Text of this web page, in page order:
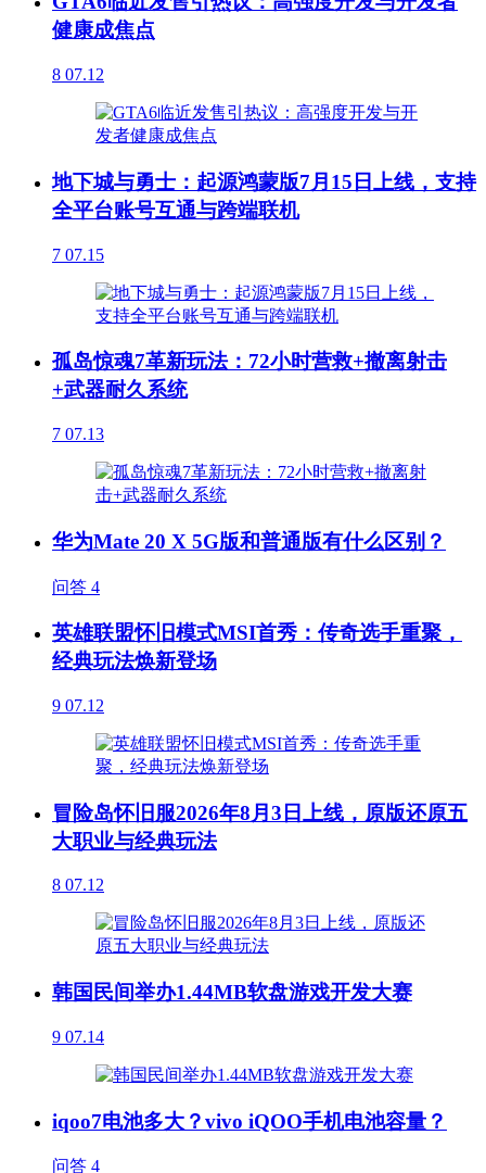
健康成焦点
8 07.12
地下城与勇士：起源鸿蒙版7月15日上线，支持
全平台账号互通与跨端联机
7 07.15
孤岛惊魂7革新玩法：72小时营救+撤离射击
+武器耐久系统
7 07.13
华为Mate 20 X 5G版和普通版有什么区别？
问答 4
英雄联盟怀旧模式MSI首秀：传奇选手重聚，
经典玩法焕新登场
9 07.12
冒险岛怀旧服2026年8月3日上线，原版还原五
大职业与经典玩法
8 07.12
韩国民间举办1.44MB软盘游戏开发大赛
9 07.14
iqoo7电池多大？vivo iQOO手机电池容量？
问答 4